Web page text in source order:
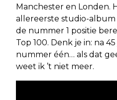
Manchester en Londen.
allereerste studio-album
de nummer 1 positie
Top 100. Denk je in: na
nummer één… als dat
weet ik ’t niet meer.